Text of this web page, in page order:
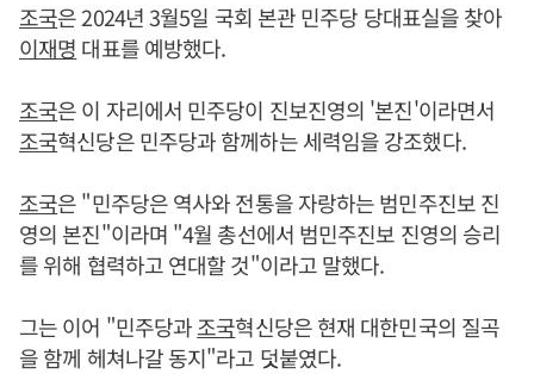
조국은 2024년 3월5일 국회 본관 민주당 당대표실을 찾아
이재명 대표를 예방했다.
조국은 이 자리에서 민주당이 진보진영의 '본진'이라면서
조국혁신당은 민주당과 함께하는 세력임을 강조했다.
조국은 "민주당은 역사와 전통을 자랑하는 범민주진보 진
영의 본진"이라며 "4월 총선에서 범민주진보 진영의 승리
를 위해 협력하고 연대할 것"이라고 말했다.
그는 이어 "민주당과조국혁신당은 현재 대한민국의 질곡
을 함께 헤쳐나갈 동지"라고 덧붙였다.